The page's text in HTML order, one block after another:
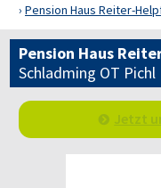
Pension Haus Reiter-
Pension Haus
Schladming OT Pichl
Jetzt